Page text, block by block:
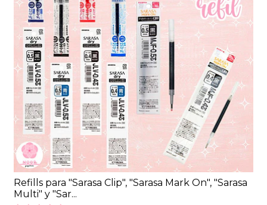
Refills para "Sarasa Clip", "Sarasa Mark On", "Sarasa
Multi" y "Sar...